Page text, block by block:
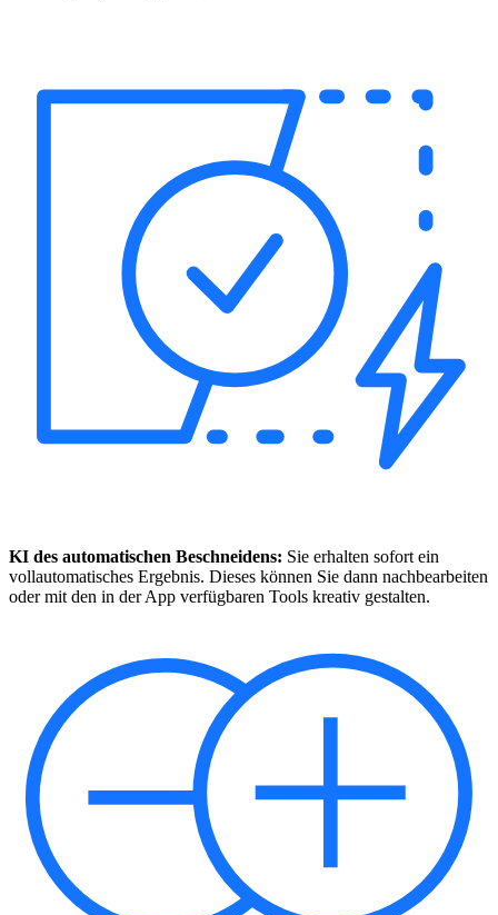
KI des automatischen Beschneidens: Sie erhalten sofort ein
vollautomatisches Ergebnis. Dieses können Sie dann nachbearbeiten
oder mit den in der App verfügbaren Tools kreativ gestalten.